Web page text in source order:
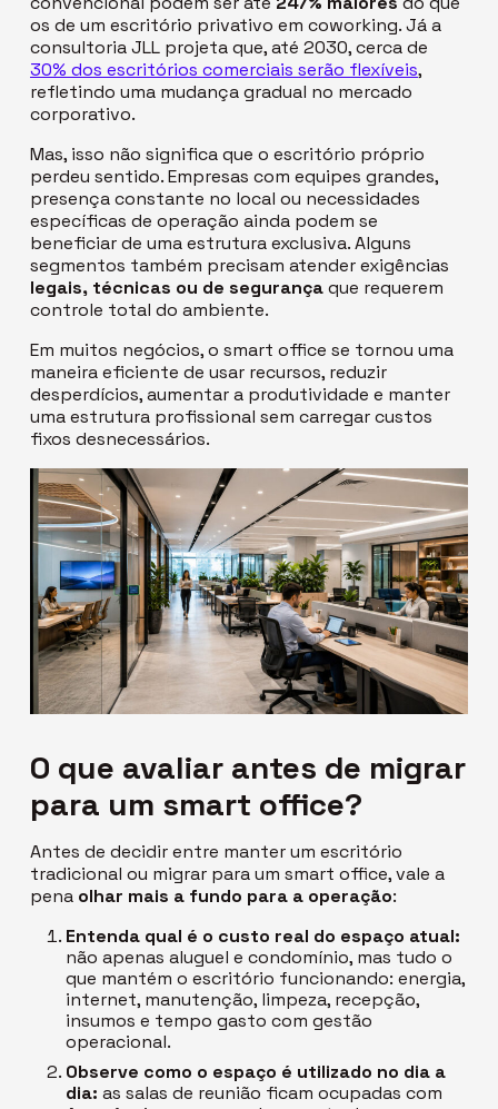
os de um escritório privativo emcoworking. Já a
consultoria JLL projeta que, até 2030, cerca de
30% dos escritórios comerciais serão flexíveis,
refletindo uma mudança gradual no mercado
corporativo.
Mas, isso não significa que o escritório próprio
perdeu sentido. Empresas com equipes grandes,
presença constante no local ou necessidades
específicas de operação ainda podem se
beneficiar de uma estrutura exclusiva. Alguns
segmentos também precisam atender exigências
legais, técnicas ou de segurançaque requerem
controle total do ambiente.
Em muitos negócios, osmart office se tornou uma
maneira eficiente de usar recursos, reduzir
desperdícios, aumentar a produtividade e manter
uma estrutura profissional sem carregar custos
fixos desnecessários.
O que avaliar antes de migrar
para um smart office?
Antes de decidir entre manter um escritório
tradicional ou migrar para umsmart office, vale a
pena olhar mais a fundo para a operação:
Entenda qual é o custo real do espaço atual:
não apenas aluguel e condomínio, mas tudo o
que mantém o escritório funcionando: energia,
internet, manutenção, limpeza, recepção,
insumos e tempo gasto com gestão
operacional.
Observe como o espaço é utilizado no dia a
dia:as salas de reunião ficam ocupadas com